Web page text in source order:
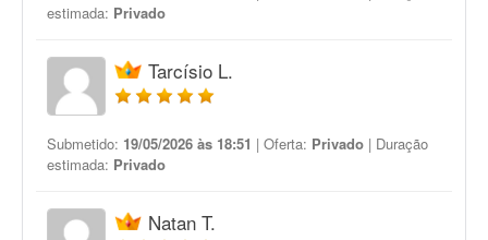
estimada: Privado
Tarcísio L.
Submetido: 19/05/2026 às 18:51 | Oferta: Privado | Duração
estimada: Privado
Natan T.